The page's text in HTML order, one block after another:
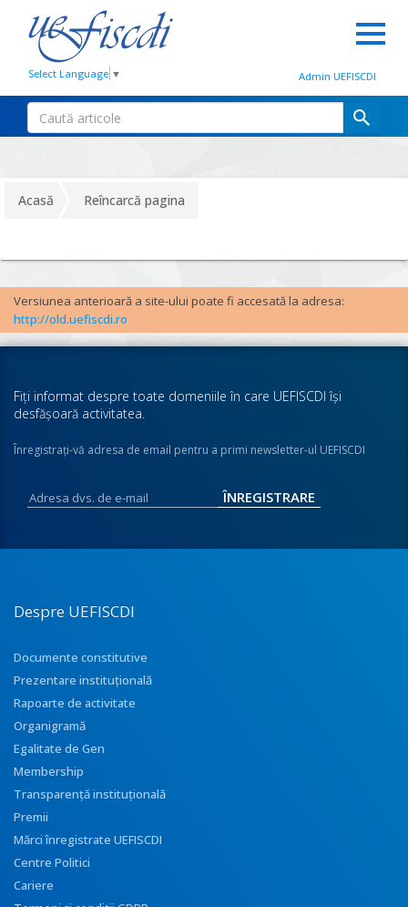
Select Language ▼ Admin UEFISCDI
Acasă Reîncarcă pagina
Versiunea anterioară a site-ului poate fi accesată la adresa:
http://old.uefiscdi.ro
Fiţi informat despre toate domeniile în care UEFISCDI îşi
desfăşoară activitatea.
Înregistraţi-vă adresa de email pentru a primi newsletter-ul UEFISCDI
Despre UEFISCDI
Documente constitutive
Prezentare instituţională
Rapoarte de activitate
Organigramă
Egalitate de Gen
Membership
Transparenţă instituţională
Premii
Mărci înregistrate UEFISCDI
Centre Politici
Cariere